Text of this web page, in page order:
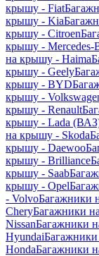
крышу - Fiat
крышу - Kia
крышу - Citroen
крышу - Mercedes-
на крышу - Haima
крышу - Geely
крышу - BYD
крышу -
крышу - Renault
крышу - Lada
на крышу - Skoda
крышу - Daewoo
крышу - Brilliance
крышу - Saab
крышу - Opel
- VolvoБагажники
CheryБагажники
NissanБагажники
Hyundai
HondaБагажники